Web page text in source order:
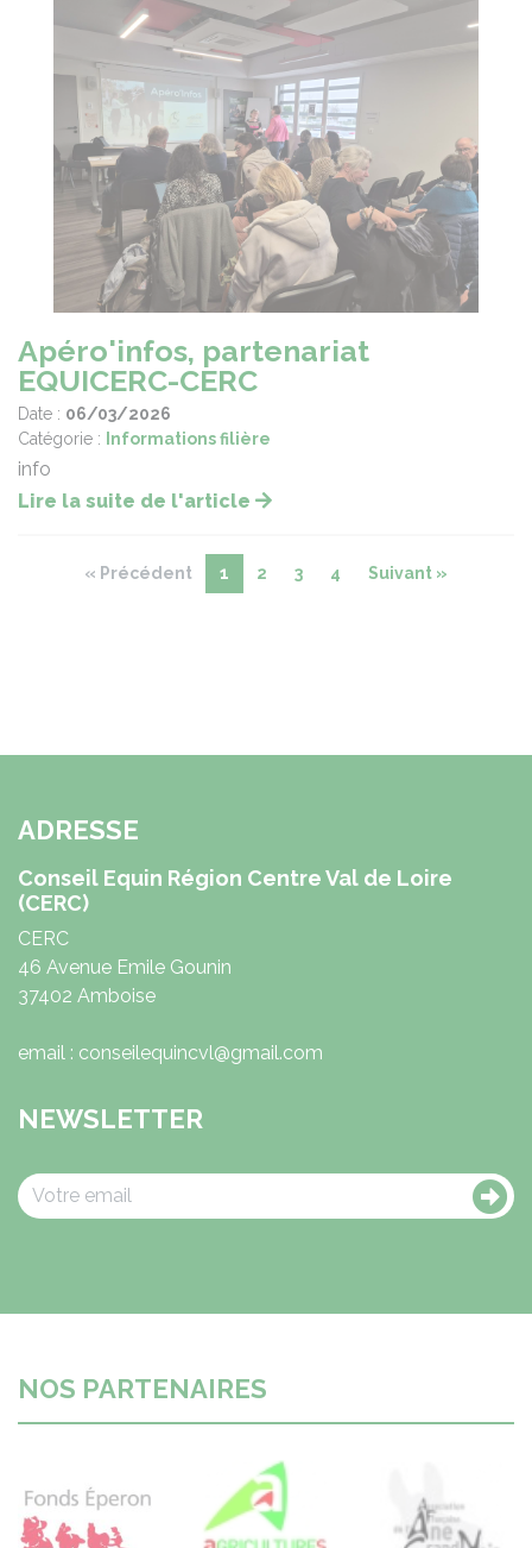
Apéro'infos, partenariat
EQUICERC-CERC
Date : 06/03/2026
Catégorie :
Informations filière
info
Lire la suite de l'article
« Précédent 1 2 3 4 Suivant »
ADRESSE
Conseil Equin Région Centre Val de Loire
(CERC)
CERC
46 Avenue Emile Gounin
37402 Amboise
email : conseilequincvl@gmail.com
NEWSLETTER
NOS PARTENAIRES